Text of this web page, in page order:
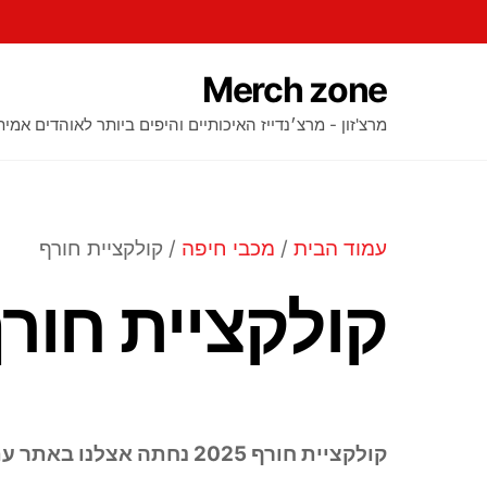
to
Merch zone
מרצ'זון - מרצ׳נדייז האיכותיים והיפים ביותר לאוהדים
עמוד הבית / מכבי חיפה / קולקציית חורף
קולקציית
קולקציית חורף 2025 נחתה אצלנו באתר עם מלא מבצעים שאסור לפספס!!